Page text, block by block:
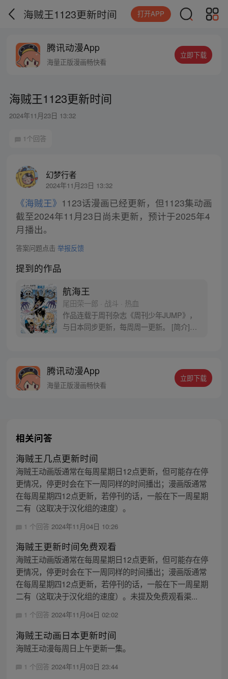
海贼王1123更新时间 打开APP
腾讯动漫App
海量正版漫画畅快看
立即下载
海贼王1123更新时间
2024年11月23日 13:32
1个回答
幻梦行者
2024年11月23日 13:32
《海贼王》 1123话漫画已经更新，但1123集动画
截至2024年11月23日尚未更新，预计于2025年4
月播出。
答案问题点击 举报反馈
提到的作品
航海王
尾田荣一郎 · 战斗 · 热血
作品连载于周刊杂志《周刊少年JUMP》，
与日本同步更新，每周周一更新。 [简介]有
十年后，路飞为实现与因救他而断臂的杰克
斯的约定而出海，开始了以成为海盗王为目
腾讯动漫App
海量正版漫画畅快看
立即下载
相关问答
海贼王几点更新时间
海贼王动画版通常在每周星期日12点更新，但可能存在停
更情况，停更时会在下一周同样的时间播出；漫画版通常
在每周星期四12点更新，若停刊的话，一般在下一周星期
二有（这取决于汉化组的速度）。
1 个回答 2024年11月04日 10:26
海贼王更新时间免费观看
海贼王动画版通常在每周星期日12点更新，但可能存在停
更情况，停更时会在下一周同样的时间播出；漫画版通常
在每周星期四12点更新，若停刊的话，一般在下一周星期
二有（这取决于汉化组的速度）。未提及免费观看渠...
1 个回答 2024年11月04日 02:02
海贼王动画日本更新时间
海贼王动漫每周日上午更新一集。
1 个回答 2024年11月03日 23:44